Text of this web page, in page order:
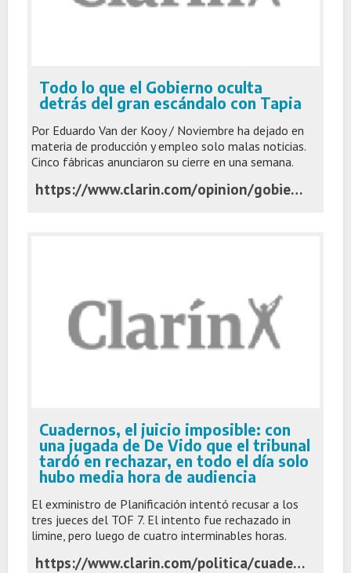
Todo lo que el Gobierno oculta
detrás del gran escándalo con Tapia
Por Eduardo Van der Kooy / Noviembre ha dejado en
materia de producción y empleo solo malas noticias.
Cinco fábricas anunciaron su cierre en una semana.
https://www.clarin.com/opinion/gobierno-oculta-detras-gran-escandalo-tapia_0_PEyFIdxXmj.html
Cuadernos, el juicio imposible: con
una jugada de De Vido que el tribunal
tardó en rechazar, en todo el día solo
hubo media hora de audiencia
El exministro de Planificación intentó recusar a los
tres jueces del TOF 7. El intento fue rechazado in
limine, pero luego de cuatro interminables horas.
https://www.clarin.com/politica/cuadernos-juicio-imposible-jugada-vido-tribunal-tardo-rechazar-dia-solo-media-hora-audiencia_0_eDIWnrJN9Z.html